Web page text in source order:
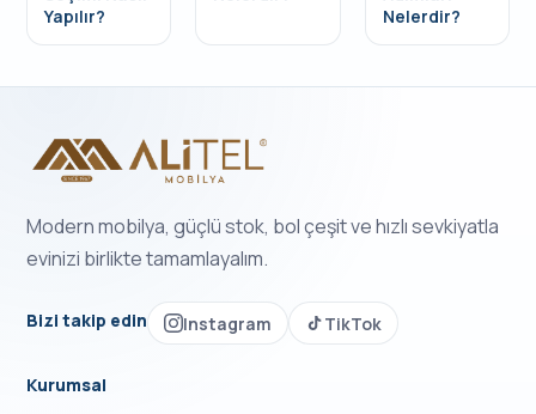
Yapılır?
Nelerdir?
Modern mobilya, güçlü stok, bol çeşit ve hızlı sevkiyatla
evinizi birlikte tamamlayalım.
Bizi takip edin Instagram TikTok
Kurumsal